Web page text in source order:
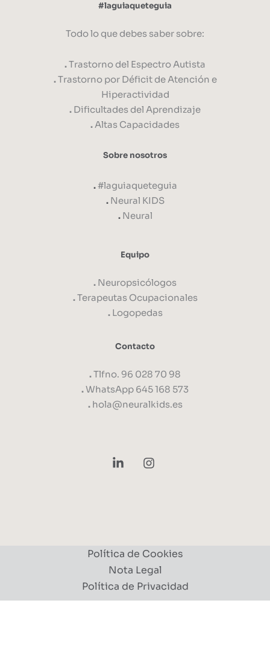
#laguiaqueteguia
Todo lo que debes saber sobre:
.Trastorno del Espectro Autista
.Trastorno por Déficit de Atención e
Hiperactividad
. Dificultades del Aprendizaje
.Altas Capacidades
Sobre nosotros
.#laguiaqueteguia
. Neural KIDS
. Neural
Equipo
. Neuropsicólogos
.Terapeutas Ocupacionales
. Logopedas
Contacto
.Tlfno. 96 028 70 98
.WhatsApp 645 168 573
. hola@neuralkids.es
Política de Cookies
Nota Legal
Política de Privacidad